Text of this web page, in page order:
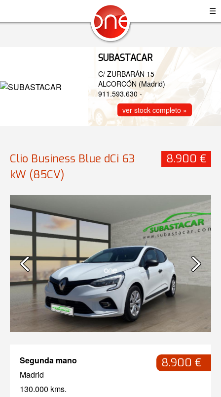
☰
SUBASTACAR
C/ ZURBARÁN 15
ALCORCÓN (Madrid)
911.593.630 -
ver stock completo »
Clio Business Blue dCi 63
kW (85CV)
8.900 €
Segunda mano
Madrid
130.000 kms.
8.900 €